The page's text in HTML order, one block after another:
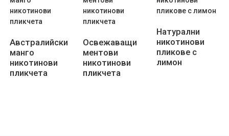
Австралийски
манго
никотинови
пликчета
Освежаващи
ментови
никотинови
пликчета
Натурални
никотинови
пликове с
лимон